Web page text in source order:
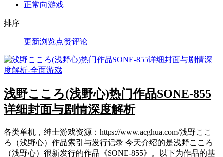
正常向游戏
排序
更新浏览点赞评论
浅野こころ(浅野心)热门作品SONE-855
详细封面与剧情深度解析
各类单机，绅士游戏资源：https://www.acghua.com/浅野ここ
ろ（浅野心）作品索引与发行记录 今天介绍的是浅野こころ
（浅野心）很新发行的作品《SONE-855》。以下为作品的基